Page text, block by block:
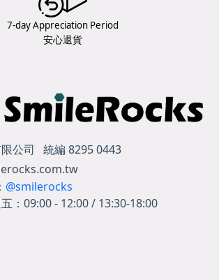
7-day Appreciation Period
安心退貨
公司 統編 8295 0443
@smilerocks
： 09:00 - 12:00 / 13:30-18:00